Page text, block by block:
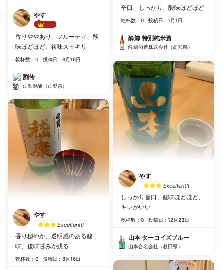
やす
香りややあり、フルーティ、酸
味ほどほど、後味スッキリ
乾杯数：0 投稿日：8月16日
劉伶
山梨銘醸（山梨県）
やす
Excellent!!
香り穏やか、透明感のある酸
味、後味甘みが残る
乾杯数：0 投稿日：8月16日
辛口、しっかり、酸味ほどほど
乾杯数：0 投稿日：1月1日
酔鯨 特別純米酒
酔鯨酒造株式会社（高知県）
やす
Excellent!!
しっかり旨口、酸味ほどほど、
キレがいい
乾杯数：0 投稿日：12月23日
山本 ターコイズブルー
山本合名会社（秋田県）